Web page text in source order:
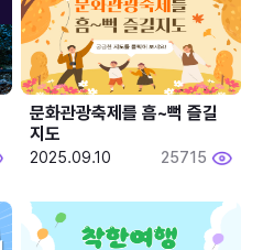
문화관광축제를 흠~뻑 즐길
지도
2025.09.10 25715